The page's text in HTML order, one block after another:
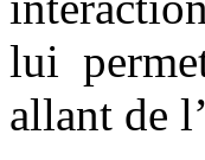
lui
allant de